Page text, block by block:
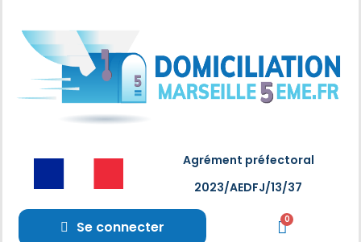
Agrément préfectoral
2023/AEDFJ/13/37
Se connecter